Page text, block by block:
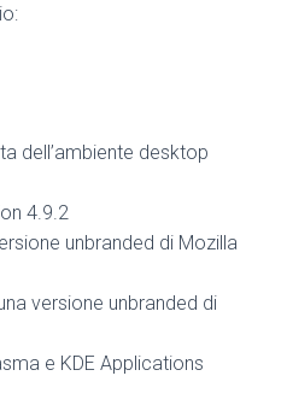
dell’ambiente desktop
4.9.2
unbranded di Mozilla
versione unbranded di
e KDE Applications